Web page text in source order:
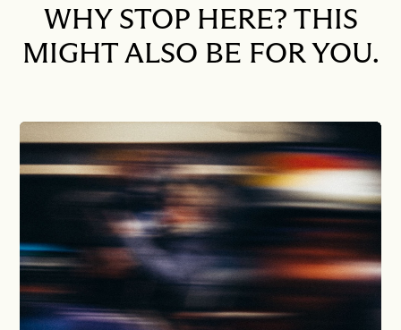
WHY STOP HERE? THIS
MIGHT ALSO BE FOR YOU.